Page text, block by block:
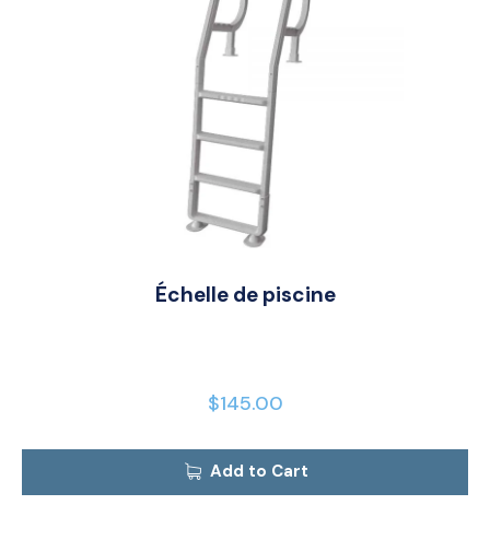
Échelle de piscine
$145.00
Add to Cart